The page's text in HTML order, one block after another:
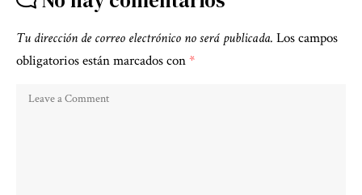
Tu dirección de correo electrónico no será publicada. Los campos
obligatorios están marcados con*